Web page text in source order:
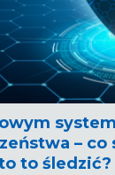
– co
to śledzić?